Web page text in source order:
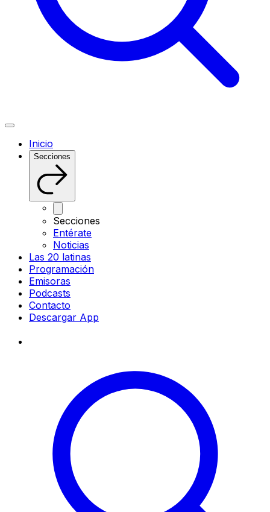
Inicio
Secciones
Secciones
Entérate
Noticias
Las 20 latinas
Programación
Emisoras
Podcasts
Contacto
Descargar App